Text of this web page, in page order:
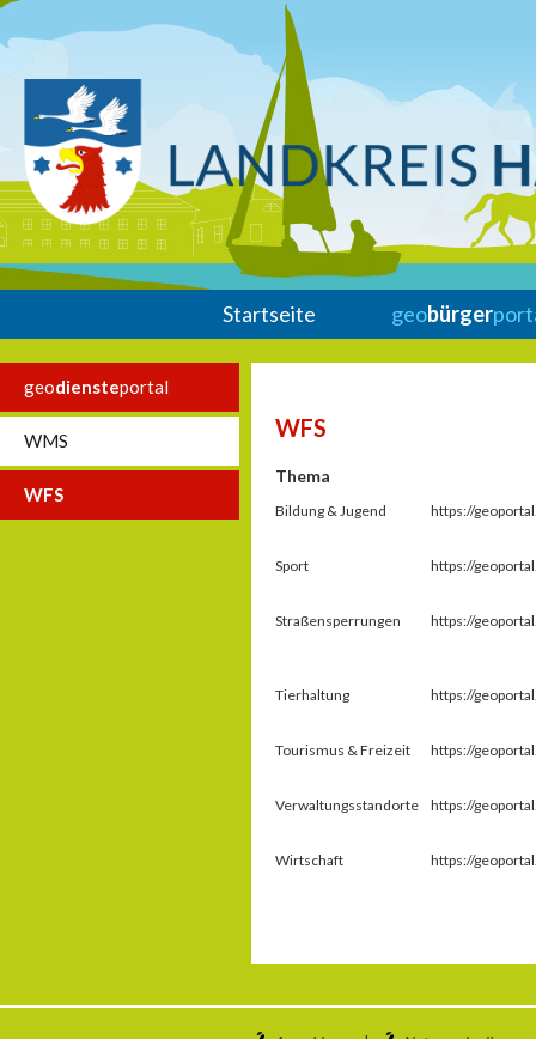
Startseite geobürger
geodiensteportal
WMS
WFS
WFS
Thema
Bildung & Jugend https://
Sport https://
Straßensperrungen https://
Tierhaltung https://
Tourismus & Freizeit https://
Verwaltungsstandorte https://
Wirtschaft https://